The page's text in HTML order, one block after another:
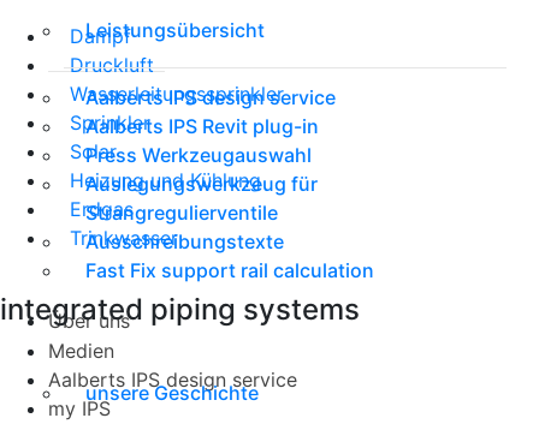
Leistungsübersicht
Aalberts IPS design service
Aalberts IPS Revit plug-in
Press Werkzeugauswahl
Auslegungswerkzeug für
Strangregulierventile
Ausschreibungstexte
Fast Fix support rail calculation
Über uns
unsere Geschichte
Dampf
Druckluft
Wasserleitungssprinkler
Sprinkler
Solar
Heizung und Kühlung
Erdgas
Trinkwasser
integrated piping systems
Medien
Aalberts IPS design service
my IPS